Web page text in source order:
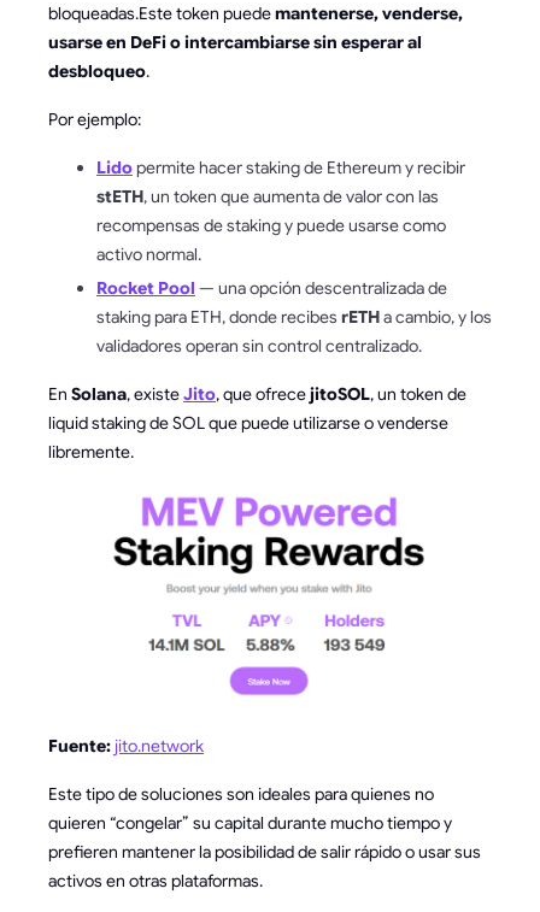
bloqueadas.Este token puedemantenerse, venderse,
usarse en DeFi o intercambiarse sin esperar al
desbloqueo.
Por ejemplo:
Lidopermite hacer staking de Ethereum y recibir
stETH, un token que aumenta de valor con las
recompensas de staking y puede usarse como
activo normal.
Rocket Pool — una opción descentralizada de
staking para ETH, donde recibes rETHa cambio, y los
validadores operan sin control centralizado.
En Solana, existeJito, que ofrecejitoSOL, un token de
liquid staking de SOL que puede utilizarse o venderse
libremente.
Fuente: jito.network
Este tipo de soluciones son ideales para quienes no
quieren “congelar” su capital durante mucho tiempo y
prefieren mantener la posibilidad de salir rápido o usar sus
activos en otras plataformas.